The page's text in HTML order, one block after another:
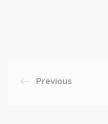
Previous